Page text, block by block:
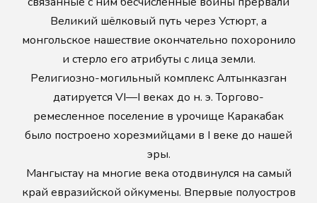
Великий шёлковый путь через Устюрт, а
монгольское нашествие окончательно похоронило
и стерло его атрибуты с лица земли.
Религиозно-могильный комплекс Алтынказган
датируется VI—I веках до н. э. Торгово-
ремесленное поселение в урочище Каракабак
было построено хорезмийцами в I веке до нашей
эры.
Мангыстау на многие века отодвинулся на самый
край евразийской ойкумены. Впервые полуостров